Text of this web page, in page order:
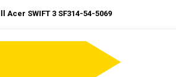
Acer SWIFT 3 SF314-54-5069